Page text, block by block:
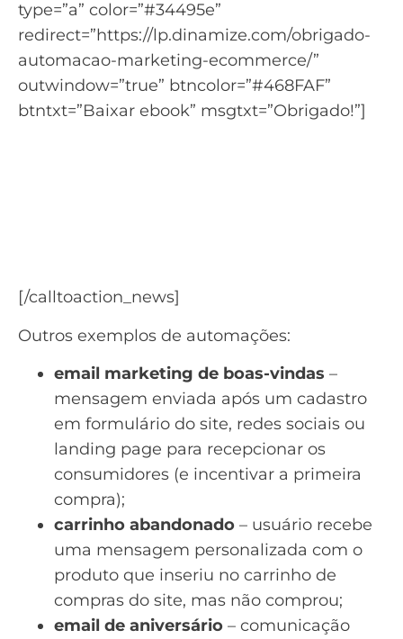
type=”a” color=”#34495e”
redirect=”https://lp.dinamize.com/obrigado-
automacao-marketing-ecommerce/”
outwindow=”true” btncolor=”#468FAF”
btntxt=”Baixar ebook” msgtxt=”Obrigado!”]
[/calltoaction_news]
Outros exemplos de automações:
email marketing de boas-vindas –
mensagem enviada após um cadastro
em formulário do site, redes sociais ou
landing page para recepcionar os
consumidores (e incentivar a primeira
compra);
carrinho abandonado – usuário recebe
uma mensagem personalizada com o
produto que inseriu no carrinho de
compras do site, mas não comprou;
email de aniversário – comunicação